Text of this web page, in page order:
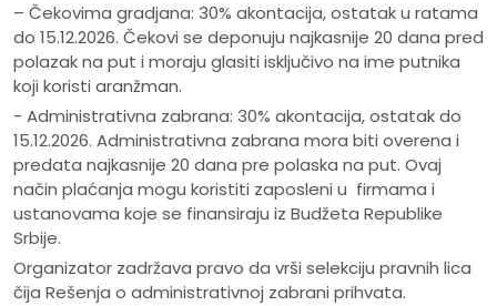
– Čekovima gradjana: 30% akontacija, ostatak u ratama
do 15.12.2026. Čekovi se deponuju najkasnije 20 dana pred
polazak na put i moraju glasiti isključivo na ime putnika
koji koristi aranžman.
- Administrativna zabrana: 30% akontacija, ostatak do
15.12.2026. Administrativna zabrana mora biti overena i
predata najkasnije 20 dana pre polaska na put. Ovaj
način plaćanja mogu koristiti zaposleni u firmama i
ustanovama koje se finansiraju iz Budžeta Republike
Srbije.
Organizator zadržava pravo da vrši selekciju pravnih lica
čija Rešenja o administrativnoj zabrani prihvata.